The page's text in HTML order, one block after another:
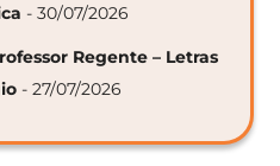
- 30/07/2026
Regente – Letras
- 27/07/2026